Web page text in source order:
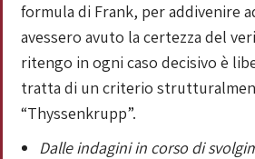
formula di Frank, per addivenire
avessero avuto la certezza del
ritengo in ogni caso decisivo è
tratta di un criterio
“Thyssenkrupp”.
Dalle indagini in corso di